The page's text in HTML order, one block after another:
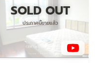
SOLD OUT
ประกาศนี้ขายแล้ว